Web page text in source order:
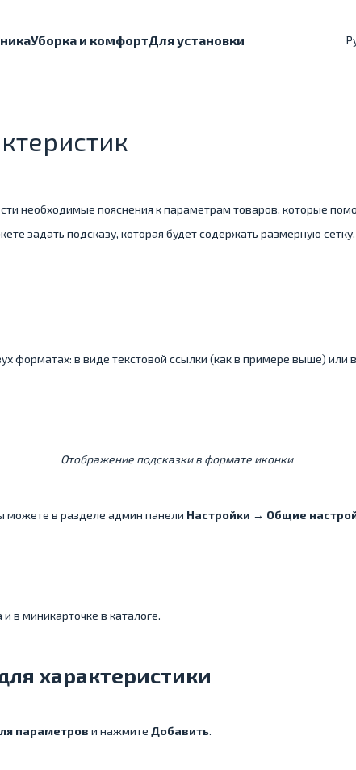
Уборка и комфортДля установки
необходимые пояснения к параметрам товаров, которые
задать подсказу, которая будет содержать размерную сетку.
форматах: в виде текстовой ссылки (как в примере выше)
Отображение подсказки в формате иконки
можете в разделе админ панели Настройки → Общие
в миникарточке в каталоге.
характеристики
параметров и нажмите Добавить.